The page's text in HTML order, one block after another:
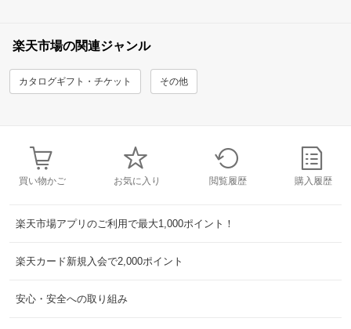
楽天市場の関連ジャンル
カタログギフト・チケット その他
買い物かご お気に入り 閲覧履歴 購入履歴
楽天市場アプリのご利用で最大1,000ポイント！
楽天カード新規入会で2,000ポイント
安心・安全への取り組み